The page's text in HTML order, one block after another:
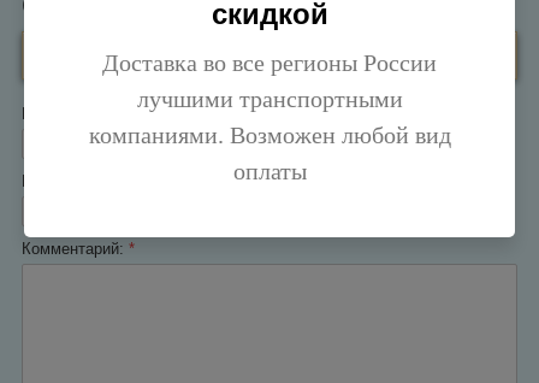
скидкой
Доставка во все регионы России
лучшими транспортными
компаниями. Возможен любой вид
оплаты
Заполните обязательные поля
Имя:
E-mail:
Комментарий: *